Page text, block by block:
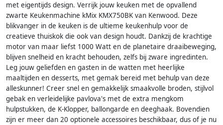
met eigentijds design. Verrijk jouw keuken met de opvallend
zwarte Keukenmachine kMix KMX750BK van Kenwood. Deze
blikvanger in de keuken is de ultieme keukenhulp voor de
creatieve thuiskok die ook van design houdt. Dankzij de krachtige
motor van maar liefst 1000 Watt en de planetaire draaibeweging,
blijven snelheid en kracht behouden, zelfs bij zware ingredinten.
Leg jouw geliefden en gasten in de watten met heerlijke
maaltijden en desserts, met gemak bereid met behulp van deze
alleskunner! Creer snel en gemakkelijk smaakvolle broden, stijlvol
gebak en verleidelijke pavlova's met de extra mengkom
hulpstukken, de K-Klopper, ballongarde en deeghaak. Bovendien
zijn er meer dan 20 optionele accessoires beschikbaar, dus of je nu